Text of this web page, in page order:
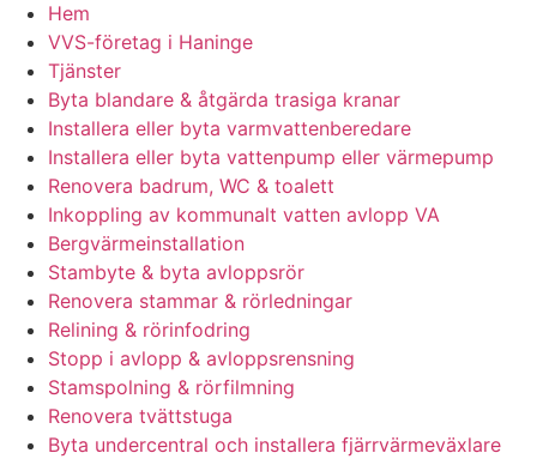
Hem
VVS-företag i Haninge
Tjänster
Byta blandare & åtgärda trasiga kranar
Installera eller byta varmvattenberedare
Installera eller byta vattenpump eller värmepump
Renovera badrum, WC & toalett
Inkoppling av kommunalt vatten avlopp VA
Bergvärmeinstallation
Stambyte & byta avloppsrör
Renovera stammar & rörledningar
Relining & rörinfodring
Stopp i avlopp & avloppsrensning
Stamspolning & rörfilmning
Renovera tvättstuga
Byta undercentral och installera fjärrvärmeväxlare